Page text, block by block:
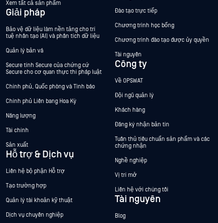
Xem tất cả sản phẩm
Giải pháp
Bảo vệ dữ liệu làm nền tảng cho trí
tuệ nhân tạo (AI) và phân tích dữ liệu
Quản lý bản vá
Secure tính Secure của chứng cứ
Secure cho cơ quan thực thi pháp luật
Chính phủ, Quốc phòng và Tình báo
Chính phủ Liên bang Hoa Kỳ
Năng lượng
Tài chính
Sản xuất
Hỗ trợ & Dịch vụ
Liên hệ bộ phận Hỗ trợ
Tạo trường hợp
Quản lý tài khoản kỹ thuật
Dịch vụ chuyên nghiệp
Đào tạo trực tiếp
Chương trình học bổng
Chương trình đào tạo được ủy quyền
Tài nguyên
Công ty
Về OPSWAT
Đội ngũ quản lý
Khách hàng
Đăng ký nhận bản tin
Tuân thủ tiêu chuẩn sản phẩm và các
chứng nhận
Nghề nghiệp
Vị trí mở
Liên hệ với chúng tôi
Tài nguyên
Blog